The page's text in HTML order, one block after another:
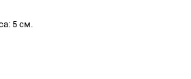
5 см.